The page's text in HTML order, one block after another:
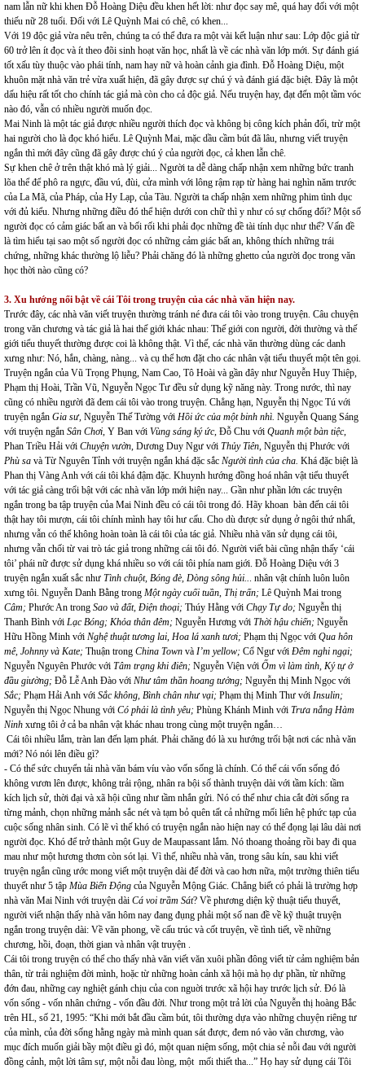
nam lẫn nữ khi khen Đỗ Hoàng Diệu đều khen hết lời: như đọc say mê, quá hay đối với một
thiếu nữ 28 tuổi. Đối với Lê Quỳnh Mai có chê, có khen...
Với 19 độc giả vừa nêu trên, chúng ta có thể đưa ra một vài kết luận như sau: Lớp độc giả từ
60 trở lên ít đọc và ít theo đõi sinh hoạt văn học, nhất là về các nhà văn lớp mới. Sự đánh giá
tốt xấu tùy thuộc vào phái tính, nam hay nữ và hoàn cảnh gia đình. Đỗ Hoàng Diệu, một
khuôn mặt nhà văn trẻ vừa xuất hiện, đã gây được sự chú ý và đánh giá đặc biệt. Đây là một
dấu hiệu rất tốt cho chính tác giả mà còn cho cả độc giả. Nếu truyện hay, đạt đến một tầm vóc
nào đó, vẫn có nhiều người muốn đọc.
Mai Ninh là một tác giả được nhiều người thích đọc và không bị công kích phản đối, trừ một
hai người cho là đọc khó hiểu. Lê Quỳnh Mai, mặc dầu cầm bút đã lâu, nhưng viết truyện
ngắn thì mới đây cũng đã gây được chú ý của người đọc, cả khen lẫn chê.
Sự khen chê ở trên thật khó mà lý giải... Người ta dễ dàng chấp nhận xem những bức tranh
lõa thể để phô ra ngực, đầu vú, đùi, cửa mình với lông rậm rạp từ hàng hai nghìn năm trước
của La Mã, của Pháp, của Hy Lạp, của Tàu. Người ta chấp nhận xem những phim tình dục
với đủ kiểu. Nhưng những điều đó thể hiện dưới con chữ thì y như có sự chống đối? Một số
người đọc có cảm giác bất an và bối rối khi phải đọc những đề tài tính dục như thế? Vấn đề
là tìm hiểu tại sao một số người đọc có những cảm giác bất an, không thích những trái
chứng, những khác thường lộ liễu? Phải chăng đó là những ghetto của người đọc trong văn
học thời nào cũng có?
3. Xu hướng nổi bật về cái Tôi trong truyện của các nhà văn hiện nay.
Trước đây, các nhà văn viết truyện thường tránh né đưa cái tôi vào trong truyện. Câu chuyện
trong văn chương và tác giả là hai thế giới khác nhau: Thế giới con người, đời thường và thế
giới tiểu thuyết thường được coi là không thật. Vì thế, các nhà văn thường dùng các danh
xưng như: Nó, hắn, chàng, nàng... và cụ thể hơn đặt cho các nhân vật tiểu thuyết một tên gọi.
Truyện ngắn của Vũ Trọng Phụng, Nam Cao, Tô Hoài và gần đây như Nguyễn Huy Thiệp,
Phạm thị Hoài, Trần Vũ, Nguyễn Ngọc Tư đều sử dụng kỹ năng này. Trong nước, thì nay
cũng có nhiều người đã đem cái tôi vào trong truyện. Chẳng hạn, Nguyễn thị Ngọc Tú với
truyện ngắn Gia sư, Nguyễn Thế Tường với Hồi ức của một binh nhì. Nguyễn Quang Sáng
với truyện ngắn Sân Chơi, Y Ban với Vùng sáng ký ức, Đỗ Chu với Quanh một bàn tiệc,
Phan Triều Hải với Chuyện vườn, Dương Duy Ngư với Thủy Tiên, Nguyễn thị Phước với
Phù sa và Từ Nguyên Tỉnh với truyện ngắn khá đặc sắc Người tình của cha. Khá đặc biệt là
Phan thị Vàng Anh với cái tôi khá đậm đặc. Khuynh hướng đồng hoá nhân vật tiểu thuyết
với tác giả càng trổi bật với các nhà văn lớp mới hiện nay... Gần như phần lớn các truyện
ngắn trong ba tập truyện của Mai Ninh đều có cái tôi trong đó. Hãy khoan bàn đến cái tôi
thật hay tôi mượn, cái tôi chính mình hay tôi hư cấu. Cho dù được sử dụng ở ngôi thứ nhất,
nhưng vẫn có thể không hoàn toàn là cái tôi của tác giả. Nhiều nhà văn sử dụng cái tôi,
nhưng vẫn chối từ vai trò tác giả trong những cái tôi đó. Người viết bài cũng nhận thấy ‘cái
tôi’ phái nữ được sử dụng khá nhiều so với cái tôi phía nam giới. Đỗ Hoàng Diệu với 3
truyện ngắn xuất sắc như Tình chuột, Bóng đè, Dòng sông hủi... nhân vật chính luôn luôn
xưng tôi. Nguyễn Danh Bằng trong Một ngày cuối tuần, Thị trấn; Lê Quỳnh Mai trong
Câm; Phước An trong Sao và đất, Điện thoại; Thúy Hằng với Chạy Tự do; Nguyễn thị
Thanh Bình với Lạc Bóng; Khỏa thân đêm; Nguyễn Hương với Thời hậu chiến; Nguyễn
Hữu Hồng Minh với Nghệ thuật tương lai, Hoa lá xanh tươi; Phạm thị Ngọc với Qua hôn
mê, Johnny và Kate; Thuận trong China Town và I’m yellow; Cổ Ngư với Đêm nghi ngại;
Nguyễn Nguyên Phước với Tâm trạng khi điên; Nguyễn Viện với Ốm vì làm tình, Ký tự ở
đầu giường; Đỗ Lễ Anh Đào với Như tâm thần hoang tưởng; Nguyễn thị Minh Ngọc với
Sắc; Phạm Hải Anh với Sắc không, Bình chân như vại; Phạm thị Minh Thư với Insulin;
Nguyễn thị Ngọc Nhung với Có phải là tình yêu; Phùng Khánh Minh với Trưa nắng Hàm
Ninh xưng tôi ở cả ba nhân vật khác nhau trong cùng một truyện ngắn…
Cái tôi nhiều lắm, tràn lan đến lạm phát. Phải chăng đó là xu hướng trổi bật nơi các nhà văn
mới? Nó nói lên điều gì?
- Có thể sức chuyển tải nhà văn bám víu vào vốn sống là chính. Có thể cái vốn sống đó
không vươn lên được, không trải rộng, nhân ra bội số thành truyện dài với tầm kích: tầm
kích lịch sử, thời đại và xã hội cũng như tầm nhắn gửi. Nó có thể như chia cắt đời sống ra
từng mảnh, chọn những mảnh sắc nét và tạm bỏ quên tất cả những mối liên hệ phức tạp của
cuộc sống nhân sinh. Có lẽ vì thế khó có truyện ngắn nào hiện nay có thể đọng lại lâu dài nơi
người đọc. Khó để trở thành một Guy de Maupassant lắm. Nó thoang thoảng rồi bay đi qua
mau như một hương thơm còn sót lại. Vì thế, nhiều nhà văn, trong sâu kín, sau khi viết
truyện ngắn cũng ước mong viết một truyện dài để đời và cao hơn nữa, một trường thiên tiểu
thuyết như 5 tập Mùa Biển Động của Nguyễn Mộng Giác. Chẳng biết có phải là trường hợp
nhà văn Mai Ninh với truyện dài Cá voi trầm Sát? Về phương diện kỹ thuật tiểu thuyết,
người viết nhận thấy nhà văn hôm nay đang đụng phải một số nan đề về kỹ thuật truyện
ngắn trong truyện dài: Về văn phong, về cấu trúc và cốt truyện, về tình tiết, về những
chương, hồi, đoạn, thời gian và nhân vật truyện .
Cái tôi trong truyện có thể cho thấy nhà văn viết văn xuôi phần đông viết từ cảm nghiệm bản
thân, từ trải nghiệm đời mình, hoặc từ những hoàn cảnh xã hội mà họ dự phần, từ những
đớn đau, những cay nghiệt gánh chịu của con nguời trước xã hội hay trước lịch sử. Đó là
vốn sống - vốn nhân chứng - vốn đầu đời. Như trong một trả lời của Nguyễn thị hoàng Bắc
trên HL, số 21, 1995: “Khi mới bắt đầu cầm bút, tôi thường dựa vào những chuyện riêng tư
của mình, của đời sống hằng ngày mà mình quan sát được, đem nó vào văn chương, vào
mục đích muốn giải bầy một điều gì đó, một quan niệm sống, một chia sẻ nỗi đau với người
đồng cảnh, một lời tâm sự, một nỗi đau lòng, một mối thiết tha...” Họ hay sử dụng cái Tôi